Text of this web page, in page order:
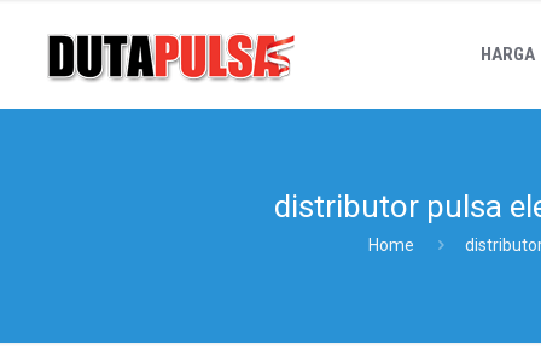
HARGA
distributor pulsa
Home